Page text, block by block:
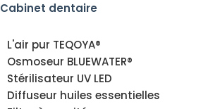
Cabinet dentaire
L'air pur TEQOYA®
Osmoseur BLUEWATER®
Stérilisateur UV LED
Diffuseur huiles essentielles